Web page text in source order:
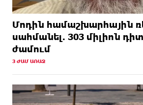
Մոդին համաշխարհային
սահմանել. 303 միլիոն
ժամում
3 ԺԱՄ ԱՌԱՋ